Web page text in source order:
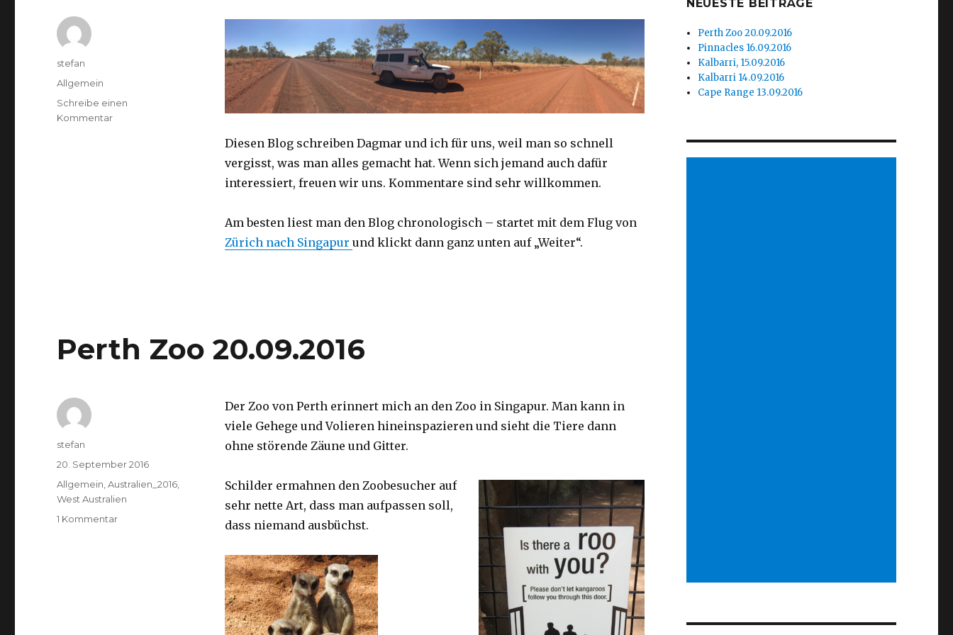
Diesen Blog schreiben Dagmar und ich für uns, weil man so schnell
vergisst, was man alles gemacht hat. Wenn sich jemand auch dafür
interessiert, freuen wir uns. Kommentare sind sehr willkommen.
Am besten liest man den Blog chronologisch – startet mit dem Flug von
Zürich nach Singapur und klickt dann ganz unten auf „Weiter“.
Autor
stefan
Kategorien
Allgemein
Schreibe einen
Kommentarzu
Perth Zoo 20.09.2016
Der Zoo von Perth erinnert mich an den Zoo in Singapur. Man kann in
viele Gehege und Volieren hineinspazieren und sieht die Tiere dann
ohne störende Zäune und Gitter.
Schilder ermahnen den Zoobesucher auf
sehr nette Art, dass man aufpassen soll,
dass niemand ausbüchst.
Autor
stefan
Veröffentlicht
am
20. September 2016
Kategorien
Allgemein,Australien_2016,
West Australien
1 Kommentarzu
NEUESTE BEITRÄGE
Perth Zoo 20.09.2016
Pinnacles 16.09.2016
Kalbarri, 15.09.2016
Kalbarri 14.09.2016
Cape Range 13.09.2016